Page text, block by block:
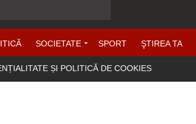
SOCIETATE SPORT ŞTIREA TA
ȘI POLITICĂ DE COOKIES